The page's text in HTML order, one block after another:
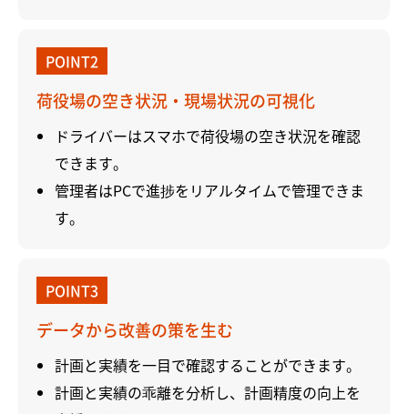
POINT2
荷役場の空き状況・現場状況の可視化
ドライバーはスマホで荷役場の空き状況を確認
できます。
管理者はPCで進捗をリアルタイムで管理できま
す。
POINT3
データから改善の策を生む
計画と実績を一目で確認することができます。
計画と実績の乖離を分析し、計画精度の向上を